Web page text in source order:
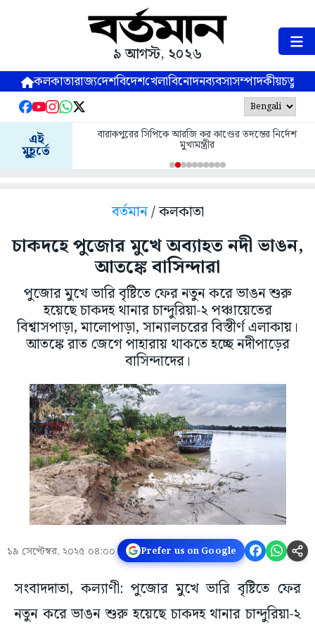
৯ আগস্ট, ২০২৬
কলকাতারাজ্যদেশবিদেশখেলাবিনোদনব্যবসাসম্পাদকীয়
এই
মুহূর্তে
বারাকপুরের সিপিকে আরজি কর কাণ্ডের তদন্তের নির্দেশ
মুখ্যমন্ত্রীর
বর্তমান/ কলকাতা
চাকদহে পুজোর মুখে অব‍্যাহত নদী ভাঙন,
আতঙ্কে বাসিন্দারা
পুজোর মুখে ভারি বৃষ্টিতে ফের নতুন করে ভাঙন শুরু
হয়েছে চাকদহ থানার চান্দুরিয়া-২ পঞ্চায়েতের
বিশ্বাসপাড়া, মালোপাড়া, স‍ান‍্যালচরের বিস্তীর্ণ এলাকায়।
আতঙ্কে রাত জেগে পাহারায় থাকতে হচ্ছে নদীপাড়ের
বাসিন্দাদের।
১৯ সেপ্টেম্বর, ২০২৫ ০৪:০০ Prefer us on Google
সংবাদদাতা, কল্যাণী: পুজোর মুখে ভারি বৃষ্টিতে ফের
নতুন করে ভাঙন শুরু হয়েছে চাকদহ থানার চান্দুরিয়া-২